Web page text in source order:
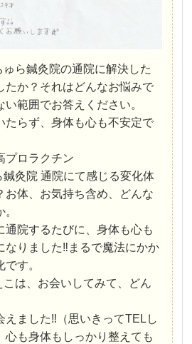
ら鍼灸院の通院に解決した
たか？それはどんなお悩みで
い範囲でお答えください。
らず、身体も心も不安定で
プロラクチン
灸院 通院にて感じる変化体
お体、お気持ち含め、どんな
院するたびに、身体も心も
なりました‼︎まるで魔法にかか
す。
は、お会いしてみて、どん
ました‼︎（思いきってTELし
心も身体もしっかり整えても